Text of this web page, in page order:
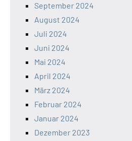
September 2024
August 2024
Juli 2024
Juni 2024
Mai 2024
April 2024
März 2024
Februar 2024
Januar 2024
Dezember 2023